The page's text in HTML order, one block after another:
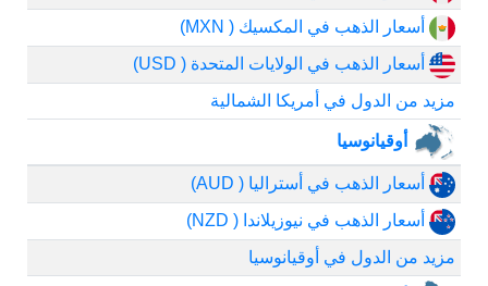
أسعار الذهب في المكسيك ( MXN)
أسعار الذهب في الولايات المتحدة ( USD)
مزيد من الدول في أمريكا الشمالية
أوقيانوسيا
أسعار الذهب في أستراليا ( AUD)
أسعار الذهب في نيوزيلاندا ( NZD)
مزيد من الدول في أوقيانوسيا